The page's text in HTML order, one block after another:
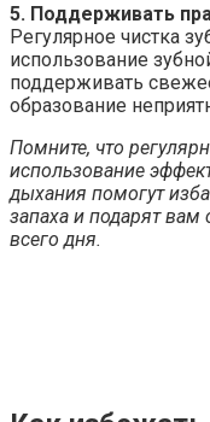
5. Поддерживать
Регулярное чистка
использование
поддерживать
образование
Помните, что
использование
дыхания помогут
запаха и подарят
всего дня.